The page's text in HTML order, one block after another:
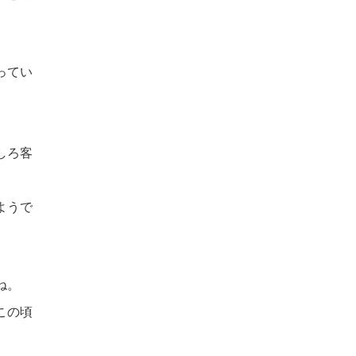
てい
ろ客
うで
の頃